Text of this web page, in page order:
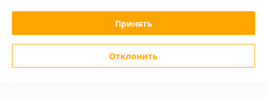
Полная версия сайта
Политика обработки cookies
Принять
Отклонить